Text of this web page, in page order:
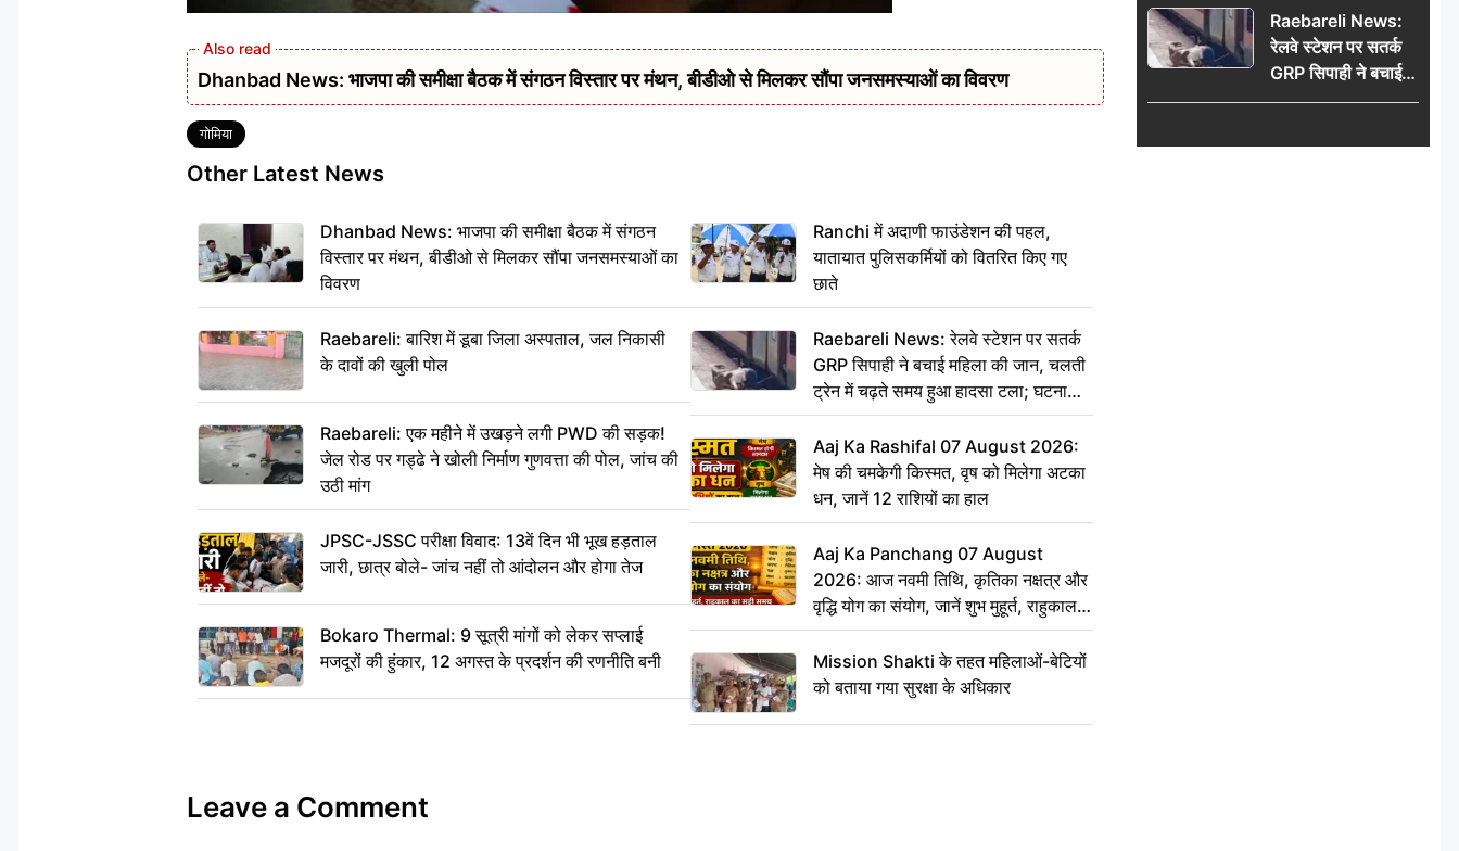
Dhanbad News: भाजपा की समीक्षा बैठक में संगठन विस्तार पर मंथन, बीडीओ से मिलकर सौंपा जनसमस्याओं का विवरण
Tags
गोमिया
Other Latest News
Dhanbad News: भाजपा की समीक्षा बैठक में संगठन
विस्तार पर मंथन, बीडीओ से मिलकर सौंपा जनसमस्याओं का
विवरण
Raebareli: बारिश में डूबा जिला अस्पताल, जल निकासी
के दावों की खुली पोल
Raebareli: एक महीने में उखड़ने लगी PWD की सड़क!
जेल रोड पर गड्ढे ने खोली निर्माण गुणवत्ता की पोल, जांच की
उठी मांग
JPSC-JSSC परीक्षा विवाद: 13वें दिन भी भूख हड़ताल
जारी, छात्र बोले- जांच नहीं तो आंदोलन और होगा तेज
Bokaro Thermal: 9 सूत्री मांगों को लेकर सप्लाई
मजदूरों की हुंकार, 12 अगस्त के प्रदर्शन की रणनीति बनी
Ranchi में अदाणी फाउंडेशन की पहल,
यातायात पुलिसकर्मियों को वितरित किए गए
छाते
Raebareli News: रेलवे स्टेशन पर सतर्क
GRP सिपाही ने बचाई महिला की जान, चलती
ट्रेन में चढ़ते समय हुआ हादसा टला; घटना
CCTV में कैद
Aaj Ka Rashifal 07 August 2026:
मेष की चमकेगी किस्मत, वृष को मिलेगा अटका
धन, जानें 12 राशियों का हाल
Aaj Ka Panchang 07 August
2026: आज नवमी तिथि, कृतिका नक्षत्र और
वृद्धि योग का संयोग, जानें शुभ मुहूर्त, राहुकाल
का सही समय
Mission Shakti के तहत महिलाओं-बेटियों
को बताया गया सुरक्षा के अधिकार
Leave a Comment
Raebareli News:
रेलवे स्टेशन पर सतर्क
GRP सिपाही ने बचाई
महिला की जान, चलती
हादसा टला; घटना